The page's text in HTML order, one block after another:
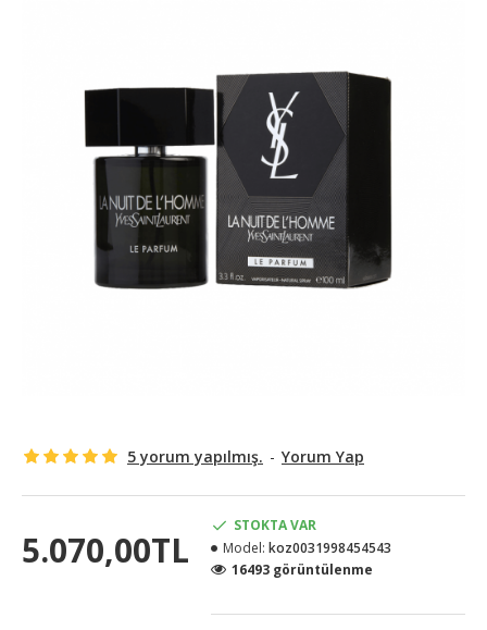
5 yorum yapılmış. - Yorum Yap
5.070,00TL
STOKTA VAR
Model: koz0031998454543
16493 görüntülenme